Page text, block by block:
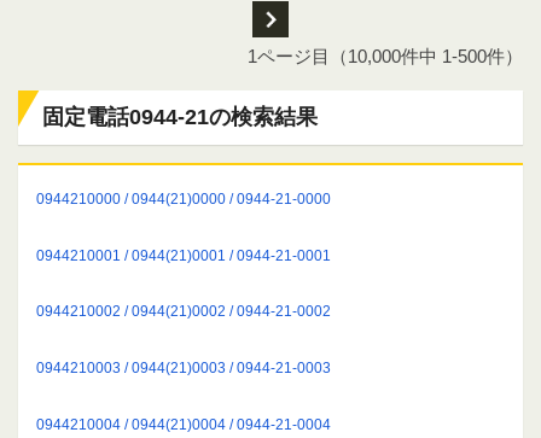
次
1ページ目（10,000件中 1-500件）
固定電話0944-21の検索結果
0944210000 / 0944(21)0000 / 0944-21-0000
0944210001 / 0944(21)0001 / 0944-21-0001
0944210002 / 0944(21)0002 / 0944-21-0002
0944210003 / 0944(21)0003 / 0944-21-0003
0944210004 / 0944(21)0004 / 0944-21-0004